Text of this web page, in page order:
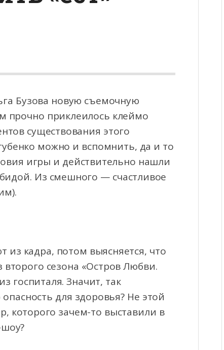
Бузова новую съемочную
прочно приклеилось клеймо
существования этого
можно и вспомнить, да и то
игры и действительно нашли
Из смешного — счастливое
из кадра, потом выясняется, что
второго сезона «Остров Любви.
госпиталя. Значит, так
для здоровья? Не этой
которого зачем-то выставили в